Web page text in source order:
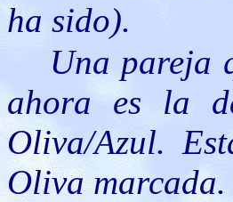
ha sido).
Una pareja
ahora es la
Oliva/Azul.
Oliva